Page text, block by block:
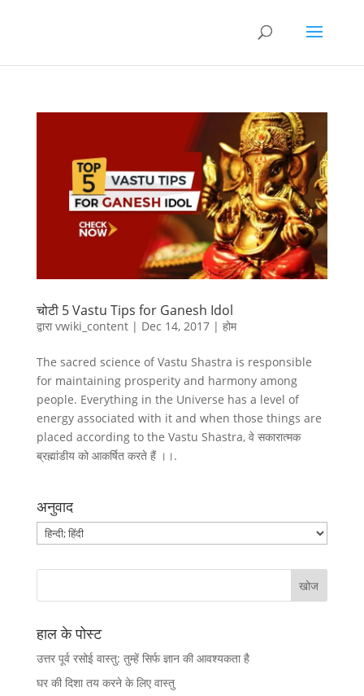
चोटी 5 Vastu Tips for Ganesh Idol
द्वाराvwiki_content| Dec 14, 2017| होम
The sacred science of Vastu Shastra is responsible
for maintaining prosperity and harmony among
people. Everything in the Universe has a level of
energy associated with it and when those things are
placed according to the Vastu Shastra, वे सकारात्मक
ब्रह्मांडीय को आकर्षित करते हैं ।।.
अनुवाद
हाल के पोस्ट
उत्तर पूर्व रसोई वास्तु: तुम्हें सिर्फ ज्ञान की आवश्यकता है
घर की दिशा तय करने के लिए वास्तु